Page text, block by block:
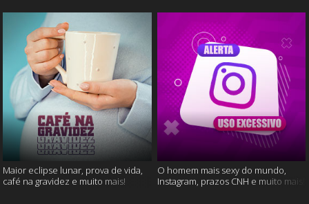
Maior eclipse lunar, prova de vida,
café na gravidez e muito mais!
O homem mais sexy do mundo,
Instagram, prazos CNH e muito mais!